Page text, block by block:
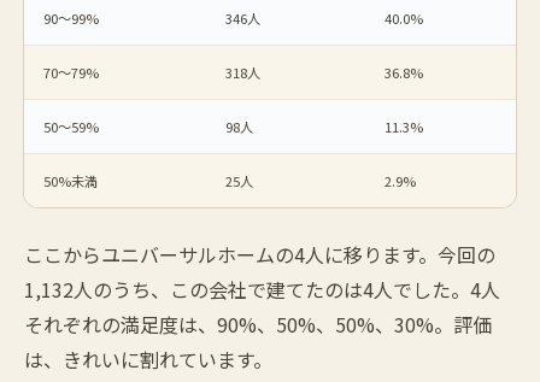
90〜99% 346人 40.0%
70〜79% 318人 36.8%
50〜59% 98人 11.3%
50%未満 25人 2.9%
ここからユニバーサルホームの4人に移ります。今回の
1,132人のうち、この会社で建てたのは4人でした。4人
それぞれの満足度は、90%、50%、50%、30%。評価
は、きれいに割れています。